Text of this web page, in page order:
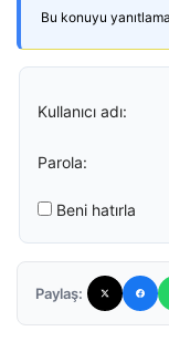
Bu konuyu
Kullanıcı adı:
Parola:
Beni hatırla
Paylaş: